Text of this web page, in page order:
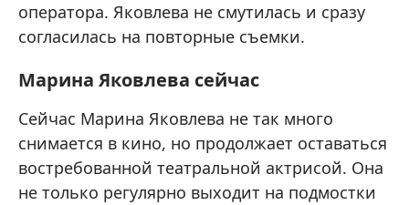
оператора. Яковлева не смутилась и сразу
согласилась на повторные съемки.
Марина Яковлева сейчас
Сейчас Марина Яковлева не так много
снимается в кино, но продолжает оставаться
востребованной театральной актрисой. Она
не только регулярно выходит на подмостки